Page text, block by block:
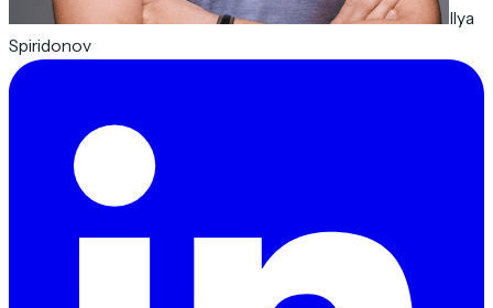
Ilya
Spiridonov